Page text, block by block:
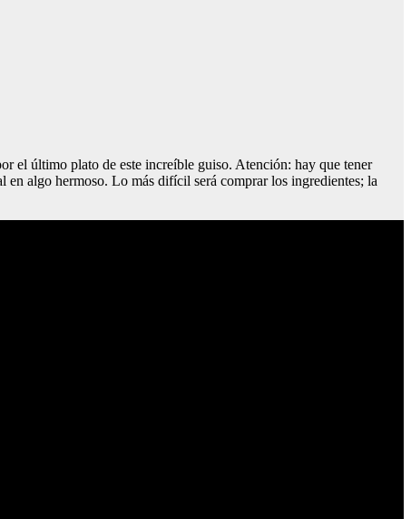
el último plato de este increíble guiso. Atención: hay que tener
en algo hermoso. Lo más difícil será comprar los ingredientes; la